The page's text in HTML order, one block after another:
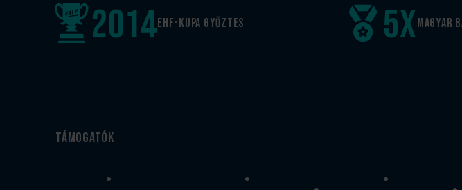
EHF-Kupa győztes
2014 Magyar
5x
Támogatók